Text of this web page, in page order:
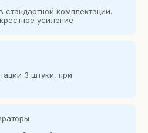
стандартной комплектации.
усиление
3 штуки, при